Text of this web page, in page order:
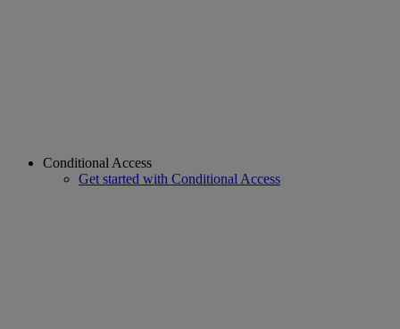
Conditional Access
Get started with Conditional Access